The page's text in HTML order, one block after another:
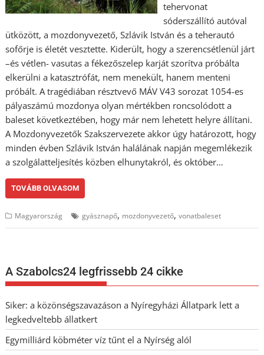
tehervonat
sóderszállító autóval
ütközött, a mozdonyvezető, Szlávik István és a teherautó
sofőrje is életét vesztette. Kiderült, hogy a szerencsétlenül járt
–és vétlen- vasutas a fékezőszelep karját szorítva próbálta
elkerülni a katasztrófát, nem menekült, hanem menteni
próbált. A tragédiában résztvevő MÁV V43 sorozat 1054-es
pályaszámú mozdonya olyan mértékben roncsolódott a
baleset következtében, hogy már nem lehetett helyre állítani.
A Mozdonyvezetők Szakszervezete akkor úgy határozott, hogy
minden évben Szlávik István halálának napján megemlékezik
a szolgálatteljesítés közben elhunytakról, és október…
TOVÁBB OLVASOM
Magyarország gyásznapő, mozdonyvezető,vonatbaleset
A Szabolcs24 legfrissebb 24 cikke
Siker: a közönségszavazáson a Nyíregyházi Állatpark lett a
legkedveltebb állatkert
Egymilliárd köbméter víz tűnt el a Nyírség alól